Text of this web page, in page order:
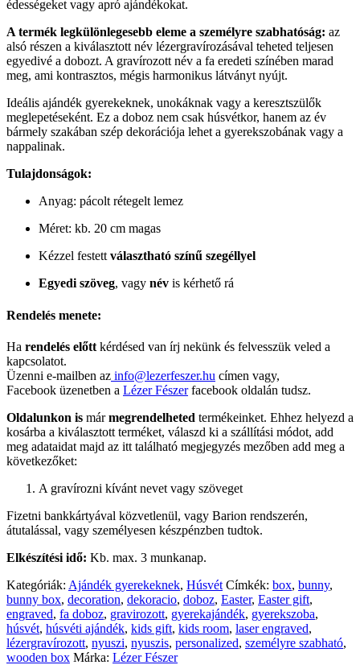
édességeket vagy apró ajándékokat.
A termék legkülönlegesebb eleme a személyre szabhatóság: az
alsó részen a kiválasztott név lézergravírozásával teheted teljesen
egyedivé a dobozt. A gravírozott név a fa eredeti színében marad
meg, ami kontrasztos, mégis harmonikus látványt nyújt.
Ideális ajándék gyerekeknek, unokáknak vagy a keresztszülők
meglepetéseként. Ez a doboz nem csak húsvétkor, hanem az év
bármely szakában szép dekorációja lehet a gyerekszobának vagy a
nappalinak.
Tulajdonságok:
Anyag: pácolt rétegelt lemez
Méret: kb. 20 cm magas
Kézzel festettválasztható színű szegéllyel
Egyedi szöveg, vagy név is kérhető rá
Rendelés menete:
Ha rendelés előtt kérdésed van írj nekünk és felvesszük veled a
kapcsolatot.
Üzenni e-mailben az info@lezerfeszer.hu címen vagy,
Facebook üzenetben a Lézer Fészerfacebook oldalán tudsz.
Oldalunkon is mármegrendelheted termékeinket. Ehhez helyezd a
kosárba a kiválasztott terméket, válaszd ki a szállítási módot, add
meg adataidat majd az itt található megjegyzés mezőben add meg a
következőket:
A gravírozni kívánt nevet vagy szöveget
Fizetni bankkártyával közvetlenül, vagy Barion rendszerén,
átutalással, vagy személyesen készpénzben tudtok.
Elkészítési idő: Kb. max. 3 munkanap.
Kategóriák: Ajándék gyerekeknek, Húsvét Címkék: box, bunny,
bunny box, decoration, dekoracio, doboz, Easter, Easter gift,
engraved, fa doboz, gravirozott, gyerekajándék, gyerekszoba,
húsvét, húsvéti ajándék, kids gift, kids room, laser engraved,
lézergravírozott, nyuszi, nyuszis, personalized, személyre szabható,
wooden box Márka: Lézer Fészer